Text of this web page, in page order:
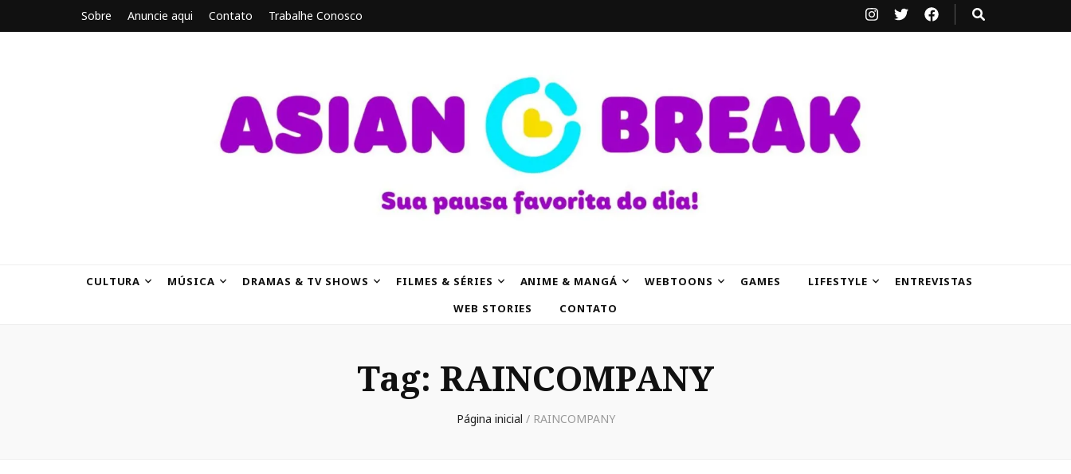
Sobre Anuncie aqui Contato Trabalhe Conosco
CULTURA MÚSICA DRAMAS & TV SHOWS FILMES & SÉRIES ANIME & MANGÁ WEBTOONS GAMES LIFESTYLE
ENTREVISTAS
WEB STORIES
CONTATO
Tag: RAINCOMPANY
Página inicial / RAINCOMPANY